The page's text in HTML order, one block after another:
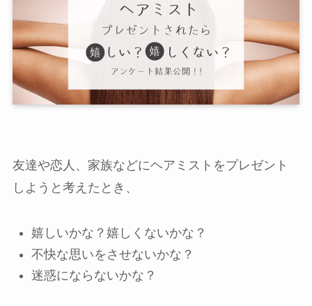
友達や恋人、家族などにヘアミストをプレゼント
しようと考えたとき、
嬉しいかな？嬉しくないかな？
不快な思いをさせないかな？
迷惑にならないかな？